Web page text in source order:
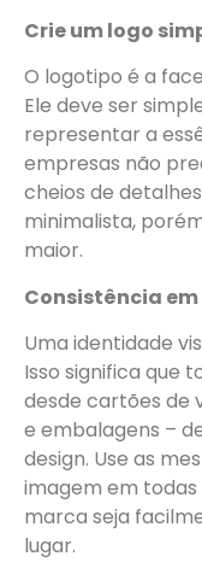
Crie um logo
O logotipo é a
Ele deve ser
representar a
empresas não
cheios de
minimalista,
maior.
Consistência
Uma identidade
Isso significa que
desde cartões de
e embalagens –
design. Use as
imagem em
marca seja
lugar.